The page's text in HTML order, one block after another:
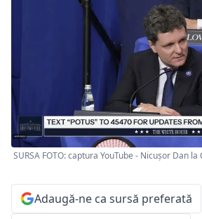
SURSA FOTO: captura YouTube - Nicușor Dan
Adaugă-ne ca sursă preferată